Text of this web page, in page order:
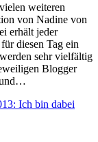
weiteren
von Nadine von
erhält jeder
diesen Tag ein
sehr vielfältig
Blogger
und…
Ich bin dabei